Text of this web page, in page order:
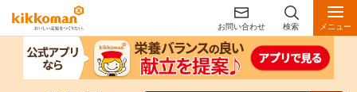
お問い合わせ 検索 メニュー